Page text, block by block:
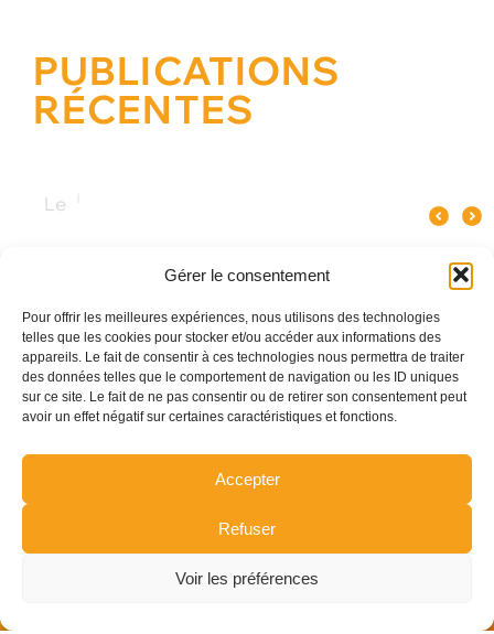
Gérer le consentement
Pour offrir les meilleures expériences, nous utilisons des technologies
telles que les cookies pour stocker et/ou accéder aux informations des
appareils. Le fait de consentir à ces technologies nous permettra de traiter
des données telles que le comportement de navigation ou les ID uniques
sur ce site. Le fait de ne pas consentir ou de retirer son consentement peut
avoir un effet négatif sur certaines caractéristiques et fonctions.
Accepter
Refuser
Voir les préférences
PUBLICATIONS
RÉCENTES
Les meilleures anim
événement d’entreprise à Paris ?
du champagne ?